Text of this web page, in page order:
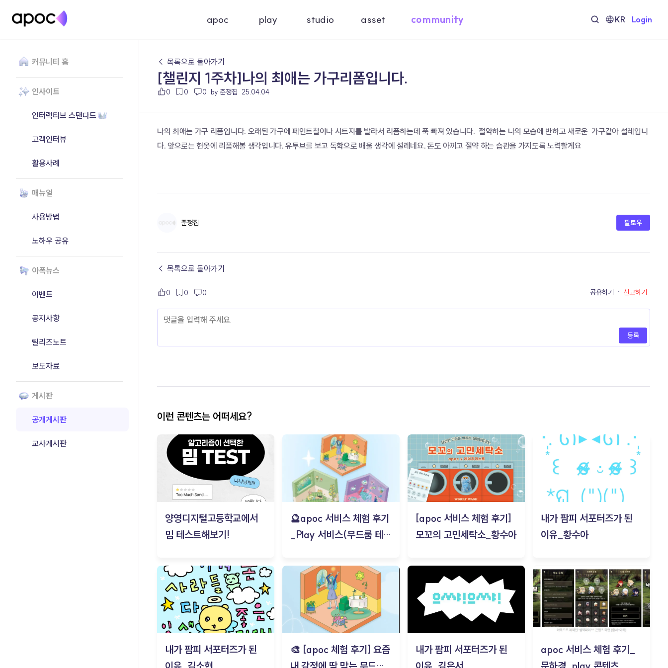
apoc play studio asset community KR Login
커뮤니티 홈
인사이트
인터랙티브 스탠다드
고객인터뷰
활용사례
매뉴얼
사용방법
노하우 공유
아폭뉴스
이벤트
공지사항
릴리즈노트
보도자료
게시판
공개게시판
교사게시판
← 목록으로 돌아가기
[챌린지 1주차]나의 최애는 가구리폼입니다.
0 0 0 by 준정집 25.04.04
나의 최애는 가구 리폼입니다. 오래된 가구에 페인트칠이나 시트지를 발라서 리폼하는데 푹 빠져 있습니다.  절약하는 나의 모습에 반하고 새로운  가구같아 설레입니
다. 앞으로는 헌옷에 리폼해볼 생각입니다. 유투브를 보고 독학으로 배울 생각에 설레네요. 돈도 아끼고 절약 하는 습관을 가지도록 노력할게요
준정집 팔로우
← 목록으로 돌아가기
0 0 0 공유하기 · 신고하기
등록
이런 콘텐츠는 어떠세요?
양영디지털고등학교에서
밈 테스트해보기!
🔮apoc 서비스 체험 후기
_Play 서비스(무드룸 테스
[apoc 서비스 체험 후기]
모꼬의 고민세탁소_황수아
내가 팜피 서포터즈가 된
이유_황수아
내가 팜피 서포터즈가 된
🎨 [apoc 체험 후기] 요즘
내가 팜피 서포터즈가 된
apoc 서비스 체험 후기_